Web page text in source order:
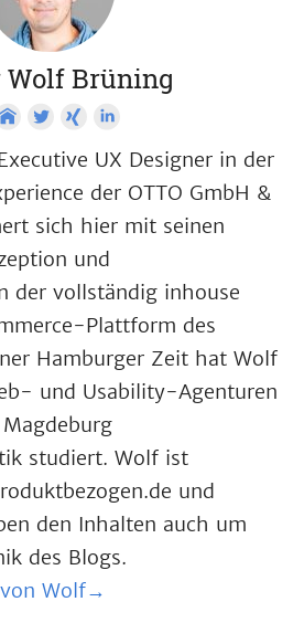
Wolf Brüning
UX Designer in der
der OTTO GmbH &
sich hier mit seinen
und
der vollständig inhouse
Plattform des
Hamburger Zeit hat Wolf
und Usability-Agenturen
studiert. Wolf ist
und
den Inhalten auch um
des Blogs.
Wolf→